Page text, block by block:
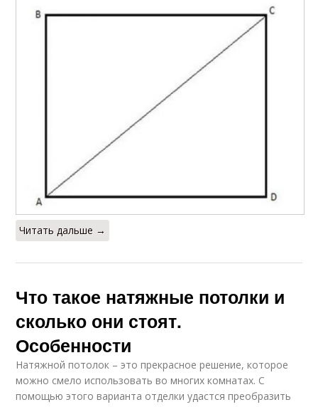
Читать дальше →
Что такое натяжные потолки и
сколько они стоят.
Особенности
Натяжной потолок – это прекрасное решение, которое
можно смело использовать во многих комнатах. С
помощью этого варианта отделки удастся преобразить